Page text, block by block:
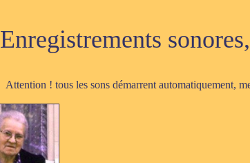
Enregistrements
Attention ! tous les sons démarrent automatiquement,